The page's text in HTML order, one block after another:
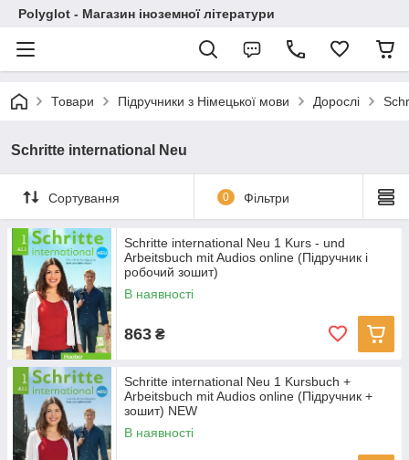
Polyglot - Магазин іноземної літератури
Товари Підручники з Німецької мови Дорослі
Schritte international Neu
Сортування 0 Фільтри
Schritte international Neu 1 Kurs - und
Arbeitsbuch mit Audios online (Підручник і
робочий зошит)
В наявності
863 ₴
Schritte international Neu 1 Kursbuch +
Arbeitsbuch mit Audios online (Підручник +
зошит) NEW
В наявності